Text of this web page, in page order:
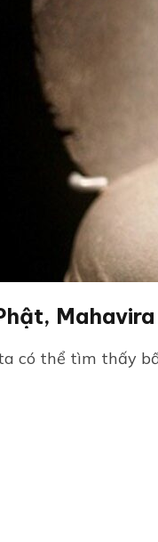
Mahavira
có thể tìm thấy